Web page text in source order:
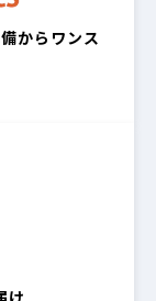
からワンス